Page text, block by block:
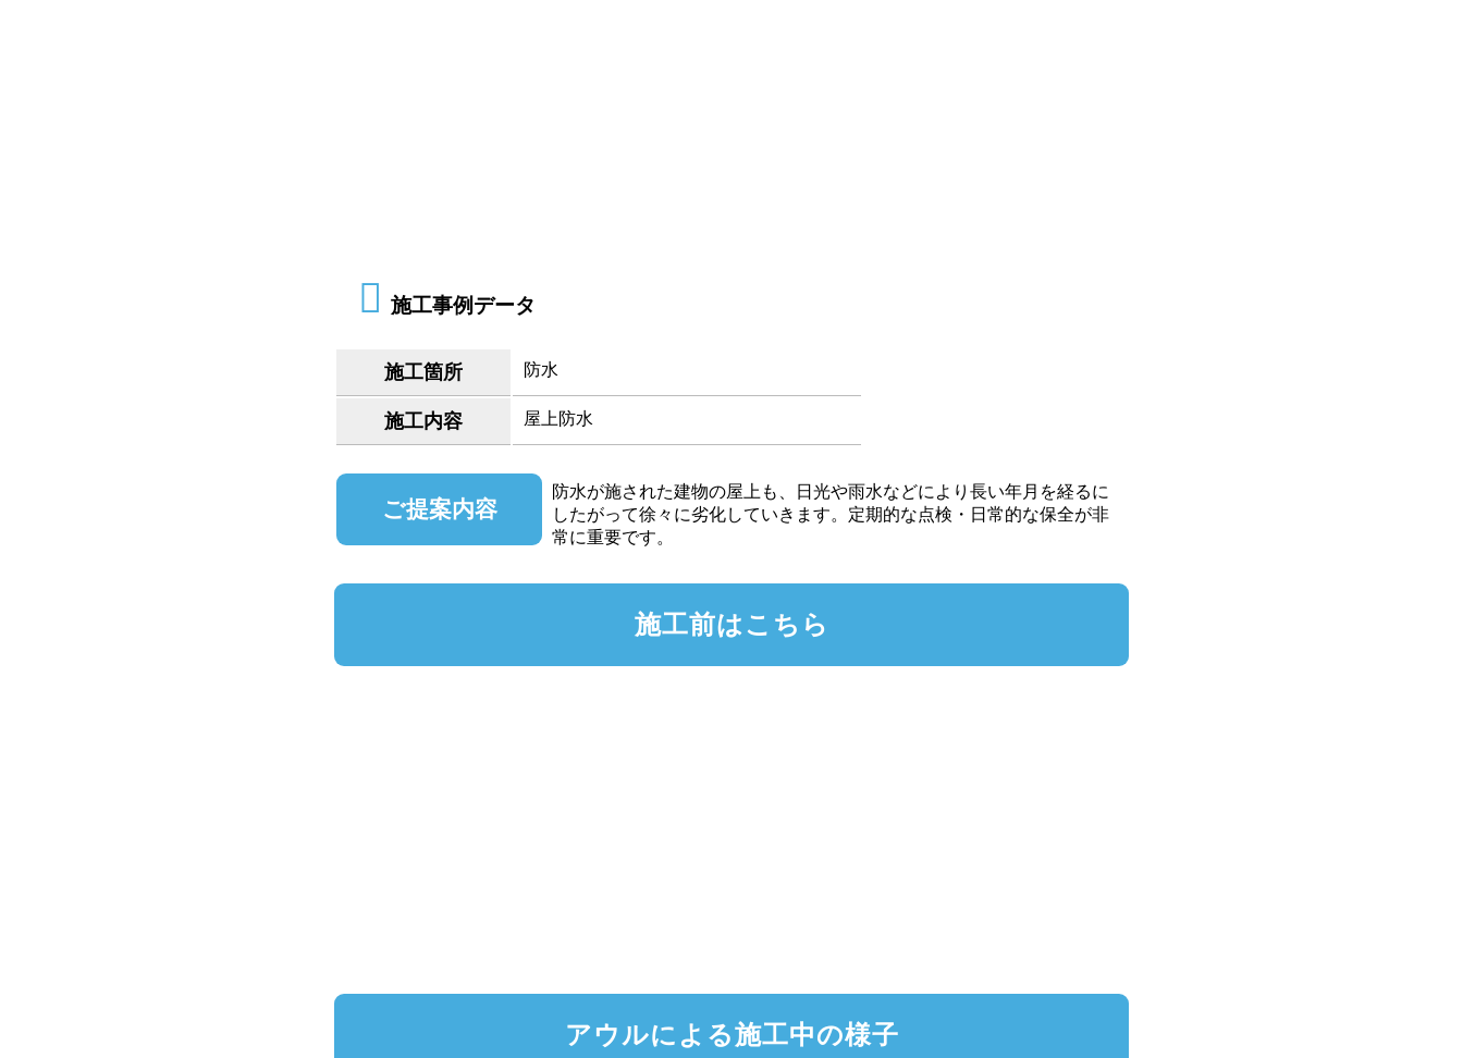
施工事例データ
施工箇所 防水
施工内容 屋上防水
ご提案内容
防水が施された建物の屋上も、日光や雨水などにより長い年月を経るに
したがって徐々に劣化していきます。定期的な点検・日常的な保全が非
常に重要です。
施工前はこちら
アウルによる施工中の様子